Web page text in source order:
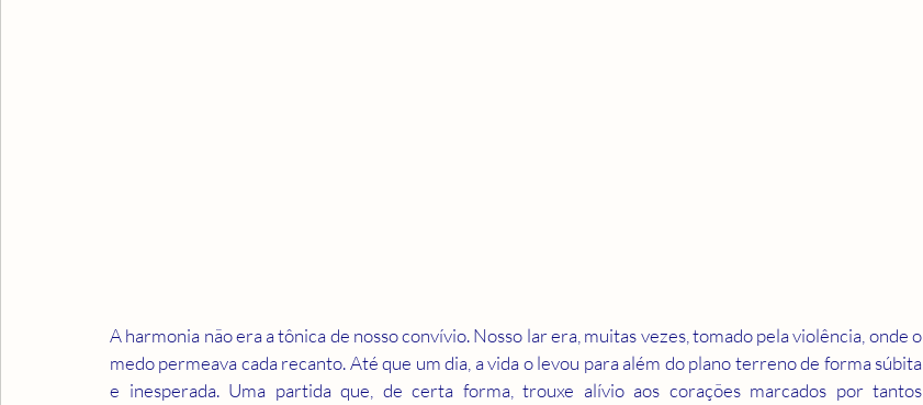
A harmonia não era a tônica de nosso convívio. Nosso lar era, muitas vezes, tomado pela violência, onde o
medo permeava cada recanto. Até que um dia, a vida o levou para além do plano terreno de forma súbita
e inesperada. Uma partida que, de certa forma, trouxe alívio aos corações marcados por tantos